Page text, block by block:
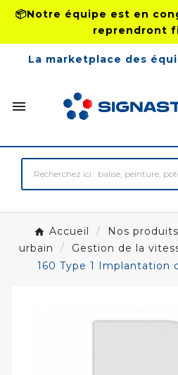
📦Notre équipe est en
reprendront
La marketplace des

Accueil Nos produits
urbain
Gestion de la
160 Type 1 Implantation